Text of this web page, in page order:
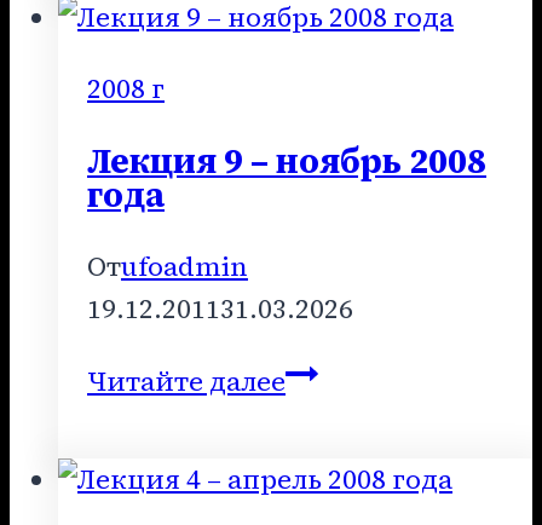
апрель
2008 г
Лекция 9 – ноябрь 2008
года
Отufoadmin
19.12.201131.03.2026
Читайте далееЛекция
ноябрь